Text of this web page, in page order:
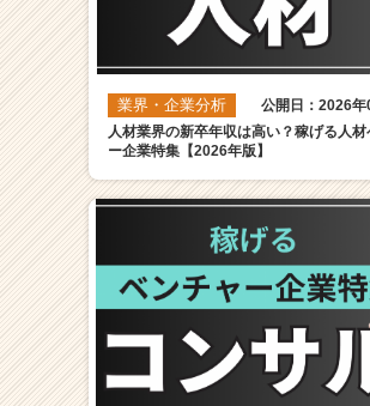
業界・企業分析
公開日：2026年
人材業界の新卒年収は高い？稼げる人材
ー企業特集【2026年版】